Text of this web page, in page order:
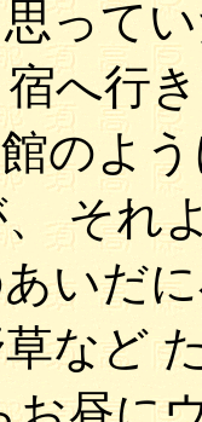
って
へ行
のよ
それ
いだ
など